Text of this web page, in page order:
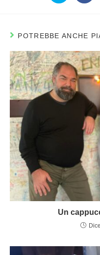
POTREBBE ANCHE
Un